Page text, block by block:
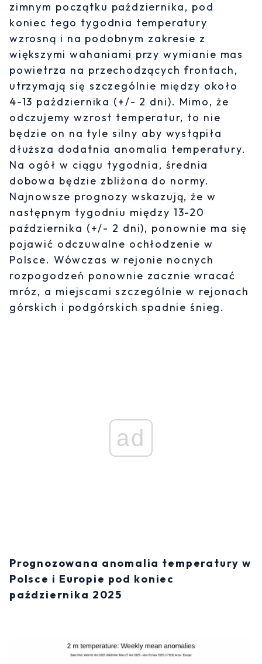
zimnym początku października, pod
koniec tego tygodnia temperatury
wzrosną i na podobnym zakresie z
większymi wahaniami przy wymianie mas
powietrza na przechodzących frontach,
utrzymają się szczególnie między około
4-13 października (+/- 2 dni). Mimo, że
odczujemy wzrost temperatur, to nie
będzie on na tyle silny aby wystąpiła
dłuższa dodatnia anomalia temperatury.
Na ogół w ciągu tygodnia, średnia
dobowa będzie zbliżona do normy.
Najnowsze prognozy wskazują, że w
następnym tygodniu między 13-20
października (+/- 2 dni), ponownie ma się
pojawić odczuwalne ochłodzenie w
Polsce. Wówczas w rejonie nocnych
rozpogodzeń ponownie zacznie wracać
mróz, a miejscami szczególnie w rejonach
górskich i podgórskich spadnie śnieg.
ad
Prognozowana anomalia temperatury w
Polsce i Europie pod koniec
października 2025